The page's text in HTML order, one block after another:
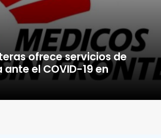
ofrece servicios de
el COVID-19 en